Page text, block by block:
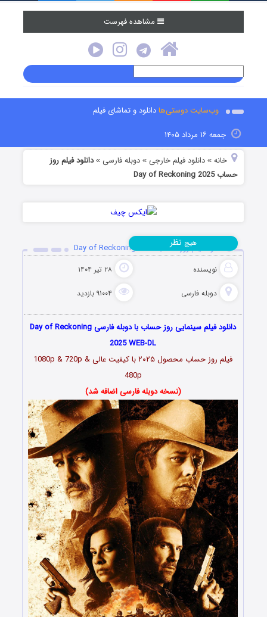
مشاهده فهرست
وب‌سایت دوستی‌هادانلود و تماشای فیلم
جمعه ۱۶ مرداد ۱۴۰۵
خانه »دانلود فیلم خارجی »دوبله فارسی »دانلود فیلم روز
حساب Day of Reckoning 2025
دانلود فیلم روز حساب Day of Reckoning 2025
نویسنده ۲۸ تیر ۱۴۰۴
دوبله فارسی ۹۱۰۰۴ بازدید
هیچ نظر
دانلود فیلم سینمایی روز حساب با دوبله فارسی Day of Reckoning
2025 WEB-DL
فیلم روز حساب محصول ۲۰۲۵ با کیفیت عالی 1080p & 720p &
480p
(نسخه دوبله فارسی اضافه شد)